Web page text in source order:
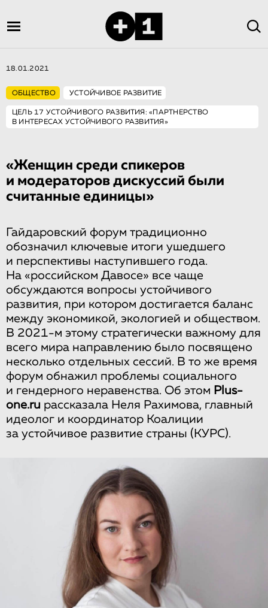
18.01.2021
ОБЩЕСТВО УСТОЙЧИВОЕ РАЗВИТИЕ
ЦЕЛЬ 17 УСТОЙЧИВОГО РАЗВИТИЯ: «ПАРТНЕРСТВО
В ИНТЕРЕСАХ УСТОЙЧИВОГО РАЗВИТИЯ»
«Женщин среди спикеров
и модераторов дискуссий были
считанные единицы»
Гайдаровский форум традиционно
обозначил ключевые итоги ушедшего
и перспективы наступившего года.
На «российском Давосе» все чаще
обсуждаются вопросы устойчивого
развития, при котором достигается баланс
между экономикой, экологией и обществом.
В 2021-м этому стратегически важному для
всего мира направлению было посвящено
несколько отдельных сессий. В то же время
форум обнажил проблемы социального
и гендерного неравенства. Об этом Plus-
one.ru рассказала Неля Рахимова, главный
идеолог и координатор Коалиции
за устойчивое развитие страны (КУРС).